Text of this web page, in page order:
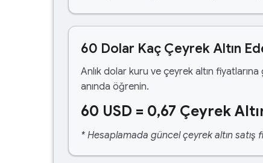
60 Dolar Kaç Çeyrek Altın
Anlık dolar kuru ve çeyrek altın fiyatlarına
anında öğrenin.
60 USD = 0,67 Çeyrek
* Hesaplamada güncel çeyrek altın satış